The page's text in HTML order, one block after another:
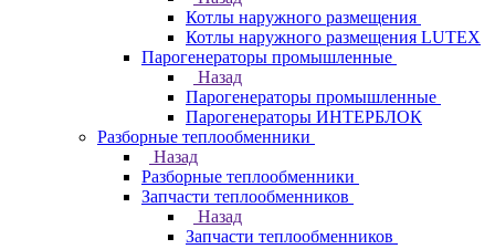
Котлы наружного размещения
Котлы наружного размещения LUTEX
Парогенераторы промышленные
Назад
Парогенераторы промышленные
Парогенераторы ИНТЕРБЛОК
Разборные теплообменники
Назад
Разборные теплообменники
Запчасти теплообменников
Назад
Запчасти теплообменников